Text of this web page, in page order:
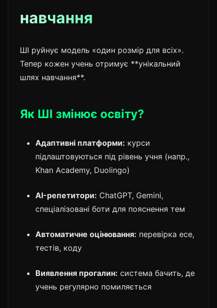
навчання
ШІ руйнує модель «один розмір для всіх».
Тепер кожен учень отримує **унікальний
шлях навчання**.
Як ШІ змінює освіту?
Адаптивні платформи: курси
підлаштовуються під рівень учня (напр.,
Khan Academy, Duolingo)
AI-репетитори: ChatGPT, Gemini,
спеціалізовані боти для пояснення тем
Автоматичне оцінювання: перевірка есе,
тестів, коду
Виявлення прогалин: система бачить, де
учень регулярно помиляється